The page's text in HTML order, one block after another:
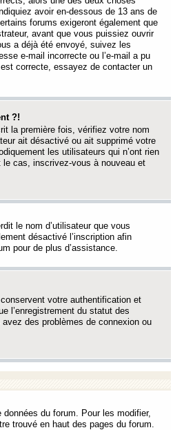
avoir en-dessous de 13 ans de
forums exigeront également que
avant que vous puissiez ouvrir
a déjà été envoyé, suivez les
e-mail incorrecte ou l’e-mail a pu
correcte, essayez de contacter un
?!
la première fois, vérifiez votre nom
ait désactivé ou ait supprimé votre
les utilisateurs qui n’ont rien
le cas, inscrivez-vous à nouveau et
le nom d’utilisateur que vous
désactivé l’inscription afin
pour de plus d’assistance.
votre authentification et
l’enregistrement du statut des
des problèmes de connexion ou
du forum. Pour les modifier,
trouvé en haut des pages du forum.